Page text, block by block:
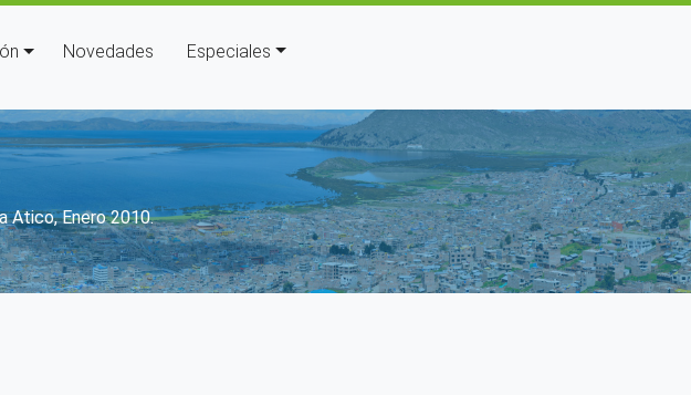
Novedades Especiales
de ayuda a la navegación
Atico, Enero 2010.